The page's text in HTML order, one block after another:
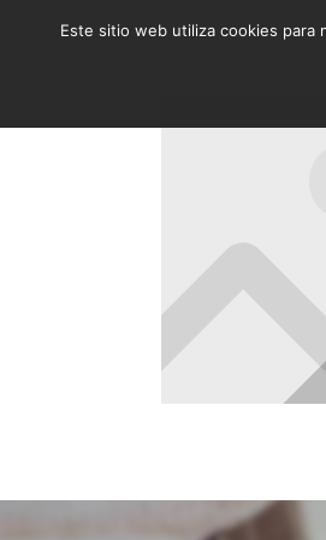
Este sitio web utiliza cookies para